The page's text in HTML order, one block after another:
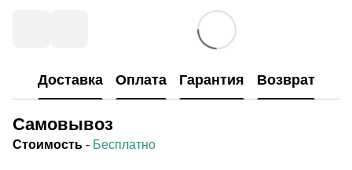
Доставка Оплата Гарантия Возврат
Самовывоз
Стоимость - Бесплатно